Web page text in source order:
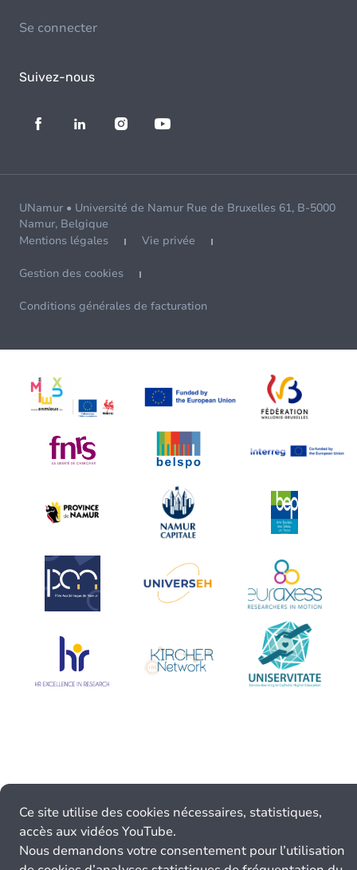
Se connecter
Suivez-nous
UNamur • Université de Namur Rue de Bruxelles 61, B-5000
Namur, Belgique
Mentions légales
Vie privée
Gestion des cookies
Conditions générales de facturation
Ce site utilise des cookies nécessaires, statistiques,
accès aux vidéos YouTube.
Nous demandons votre consentement pour l’utilisation